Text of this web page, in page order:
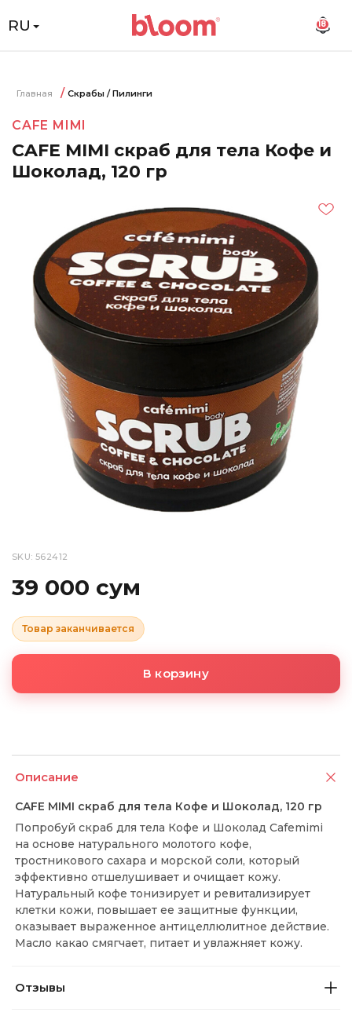
RU 18
Главная Скрабы / Пилинги
CAFE MIMI
CAFE MIMI скраб для тела Кофе и
Шоколад, 120 гр
SKU: 562412
39 000 сум
Товар заканчивается
В корзину
Описание
CAFE MIMI скраб для тела Кофе и Шоколад, 120 гр
Попробуй скраб для тела Кофе и Шоколад Cafemimi
на основе натурального молотого кофе,
тростникового сахара и морской соли, который
эффективно отшелушивает и очищает кожу.
Натуральный кофе тонизирует и ревитализирует
клетки кожи, повышает ее защитные функции,
оказывает выраженное антицеллюлитное действие.
Масло какао смягчает, питает и увлажняет кожу.
Отзывы